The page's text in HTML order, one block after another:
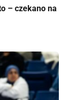
– czekano na